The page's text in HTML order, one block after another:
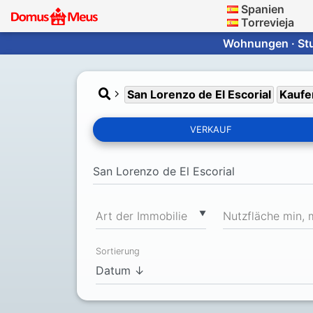
Spanien
Torrevieja
Wohnungen ·
San Lorenzo de El Escorial
VERKAUF
▼
Art der Immobilie Nutzfläche min,
Sortierung